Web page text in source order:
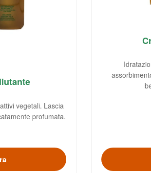
vegetali. Lascia
profumata.